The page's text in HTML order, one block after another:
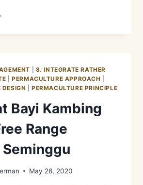
8. INTEGRATE RATHER
|PERMACULTURE APPROACH
DESIGN |PERMACULTURE PRINCIPLE
Bayi Kambing
Range
May 26, 2020